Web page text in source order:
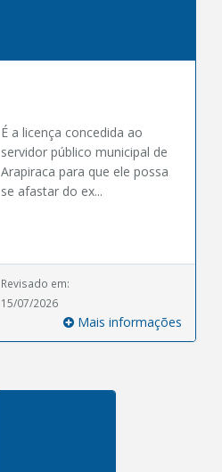
É a licença concedida ao
servidor público municipal de
Arapiraca para que ele possa
se afastar do ex...
Revisado em:
15/07/2026
Mais informações